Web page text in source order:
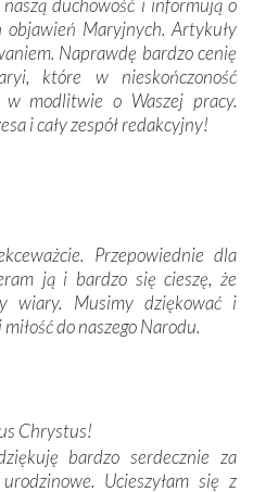
wizjonerów – Łucji
i Franciszka Marto.
Odprawiliśmy Drogę
stronach, odwiedziliśmy
Bożej zapaliliśmy świece
na każdym kroku
otwartością
ich ludową sztukę i
kraje są od siebie bardzo
nie czuliśmy się obco.
Matka Boża, ale też
swój początek w naszej
że Maryja swoją opieką
lecz wszystkie nacje, które
duchowość i informują o
Maryjnych. Artykuły
Naprawdę bardzo cenię
które w nieskończoność
w modlitwie o Waszej pracy.
i cały zespół redakcyjny!
Przepowiednie dla
ją i bardzo się cieszę, że
wiary. Musimy dziękować i
do naszego Narodu.
Chrystus!
bardzo serdecznie za
Ucieszyłam się z